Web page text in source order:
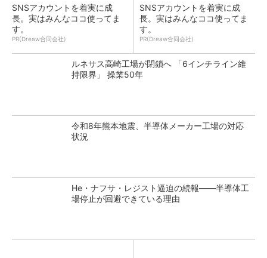
SNSアカウントを着実に成
長。実はみんなココ使ってま
す。
PR(Dreaw合同会社)
SNSアカウントを着実に成
長。実はみんなココ使ってま
す。
PR(Dreaw合同会社)
ルネサス高崎工場が閉鎖へ 「6インチライン維
持限界」 操業50年
令和8年熊本地震、半導体メーカー工場の対応
状況
He・ナフサ・レジスト逼迫の続報――半導体工
場停止が回避できている理由